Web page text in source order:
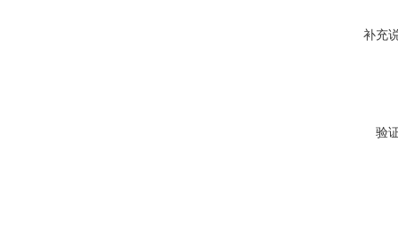
补充
验